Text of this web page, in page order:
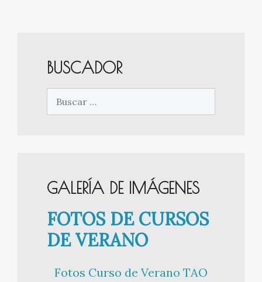
BUSCADOR
GALERÍA DE IMÁGENES
FOTOS DE CURSOS
DE VERANO
Fotos Curso de Verano TAO